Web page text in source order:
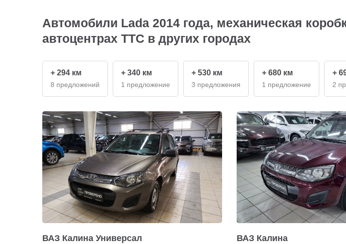
Автомобили Lada 2014 года, механическая
автоцентрах ТТС в других городах
+ 294 км
8 предложений
+ 340 км
1 предложение
+ 530 км
3 предложения
+ 680 км
1 предложение
+
2
ВАЗ Калина Универсал ВАЗ Калина